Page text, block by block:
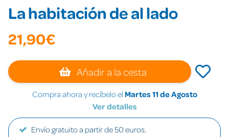
La habitación de al lado
21,90€
Añadir a la cesta
Compra ahora y recíbelo el Martes 11 de Agosto
Ver detalles
Envío gratuito a partir de 50 euros.